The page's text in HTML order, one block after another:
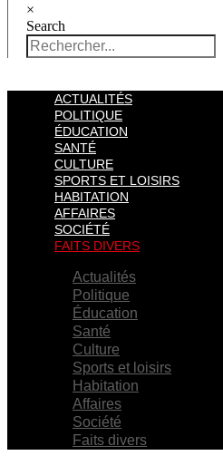
×
Search
ACTUALITÉS
POLITIQUE
ÉDUCATION
SANTÉ
CULTURE
SPORTS ET LOISIRS
HABITATION
AFFAIRES
SOCIÉTÉ
FAITS DIVERS
Actualités
Politique
Éducation
Santé
Culture
Sports et loisirs
Habitation
Affaires
Société
Faits divers